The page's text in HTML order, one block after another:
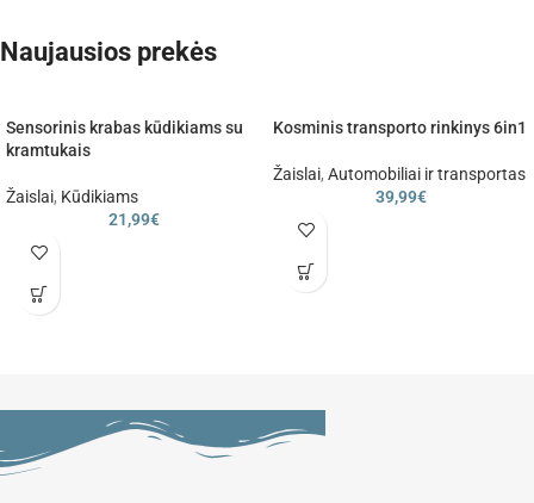
Naujausios prekės
Sensorinis krabas kūdikiams su
kramtukais
Žaislai, Kūdikiams
21,99€
Kosminis transporto rinkinys 6in1
Žaislai, Automobiliai ir transportas
39,99€